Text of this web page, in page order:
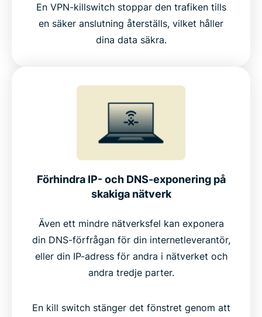
Prova ExpressVPN riskfritt med Internet Kill Switch
En VPN-killswitch stoppar den trafiken tills
en säker anslutning återställs, vilket håller
dina data säkra.
Förhindra IP- och DNS-exponering på
skakiga nätverk
Även ett mindre nätverksfel kan exponera
din DNS-förfrågan för din internetleverantör,
eller din IP-adress för andra i nätverket och
andra tredje parter.
En kill switch stänger det fönstret genom att